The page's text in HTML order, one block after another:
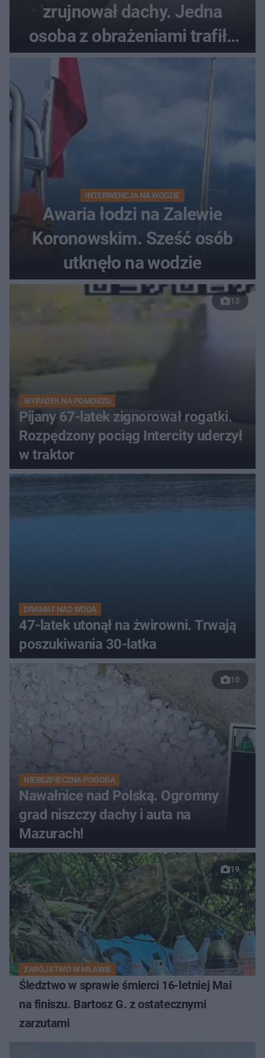
zrujnował dachy. Jedna
osoba z obrażeniami trafiła
do szpitala
INTERWENCJA NA WODZIE
Awaria łodzi na Zalewie
Koronowskim. Sześć osób
utknęło na wodzie
13
WYPADEK NA POMORZU
Pijany 67-latek zignorował rogatki.
Rozpędzony pociąg Intercity uderzył
w traktor
DRAMAT NAD WODĄ
47-latek utonął na żwirowni. Trwają
poszukiwania 30-latka
10
NIEBEZPIECZNA POGODA
Nawałnice nad Polską. Ogromny
grad niszczy dachy i auta na
Mazurach!
19
ZABÓJSTWO W MŁAWIE
Śledztwo w sprawie śmierci 16-letniej Mai
na finiszu. Bartosz G. z ostatecznymi
zarzutami